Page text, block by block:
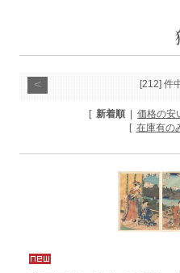
[212] 件
<
[ 新着順 価格の安
[ 在庫有の